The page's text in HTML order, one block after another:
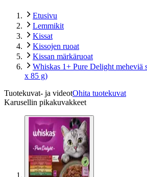
Etusivu
Lemmikit
Kissat
Kissojen ruoat
Kissan märkäruoat
Whiskas 1+ Pure Delight meheviä
x 85 g)
Tuotekuvat- ja videotOhita tuotekuvat
Karusellin pikakuvakkeet